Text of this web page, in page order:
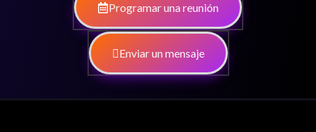
Programar una reunión
Enviar un mensaje